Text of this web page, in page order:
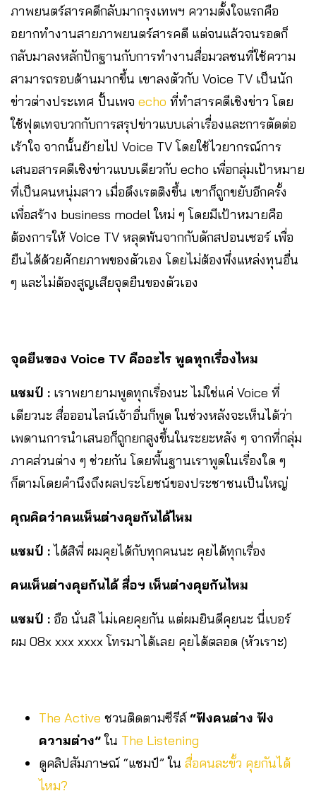
ภาพยนตร์สารคดีกลับมากรุงเทพฯ ความตั้งใจแรกคือ
อยากทำงานสายภาพยนตร์สารคดี แต่จนแล้วจนรอดก็
กลับมาลงหลักปักฐานกับการทำงานสื่อมวลชนที่ใช้ความ
สามารถรอบด้านมากขึ้น เขาลงตัวกับ Voice TV เป็นนัก
ข่าวต่างประเทศ ปั้นเพจ echo ที่ทำสารคดีเชิงข่าว โดย
ใช้ฟุตเทจบวกกับการสรุปข่าวแบบเล่าเรื่องและการตัดต่อ
เร้าใจ จากนั้นย้ายไป Voice TV โดยใช้ไวยากรณ์การ
เสนอสารคดีเชิงข่าวแบบเดียวกับ echo เพื่อกลุ่มเป้าหมาย
ที่เป็นคนหนุ่มสาว เมื่อดึงเรตติงขึ้น เขาก็ถูกขยับอีกครั้ง
เพื่อสร้าง business model ใหม่ ๆ โดยมีเป้าหมายคือ
ต้องการให้ Voice TV หลุดพ้นจากกับดักสปอนเซอร์ เพื่อ
ยืนได้ด้วยศักยภาพของตัวเอง โดยไม่ต้องพึ่งแหล่งทุนอื่น
ๆ และไม่ต้องสูญเสียจุดยืนของตัวเอง
จุดยืนของ Voice TV คืออะไร พูดทุกเรื่องไหม
แชมป์ : เราพยายามพูดทุกเรื่องนะ ไม่ใช่แค่ Voice ที่
เดียวนะ สื่อออนไลน์เจ้าอื่นก็พูด ในช่วงหลังจะเห็นได้ว่า
เพดานการนำเสนอก็ถูกยกสูงขึ้นในระยะหลัง ๆ จากที่กลุ่ม
ภาคส่วนต่าง ๆ ช่วยกัน โดยพื้นฐานเราพูดในเรื่องใด ๆ
ก็ตามโดยคำนึงถึงผลประโยชน์ของประชาชนเป็นใหญ่
คุณคิดว่าคนเห็นต่างคุยกันได้ไหม
แชมป์ : ได้สิพี่ ผมคุยได้กับทุกคนนะ คุยได้ทุกเรื่อง
คนเห็นต่างคุยกันได้ สื่อฯ เห็นต่างคุยกันไหม
แชมป์ : อือ นั่นสิ ไม่เคยคุยกัน แต่ผมยินดีคุยนะ นี่เบอร์
ผม 08x xxx xxxx โทรมาได้เลย คุยได้ตลอด (หัวเราะ)
The Active ชวนติดตามซีรีส์ “ฟังคนต่าง ฟัง
ความต่าง”ใน The Listening
ดูคลิปสัมภาษณ์ “แชมป์” ใน สื่อคนละขั้ว คุยกันได้
ไหม?